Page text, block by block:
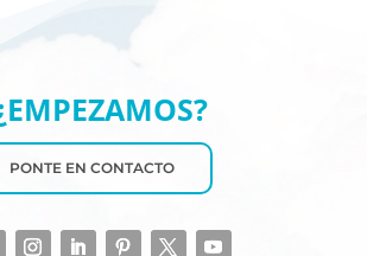
PONTE EN CONTACTO